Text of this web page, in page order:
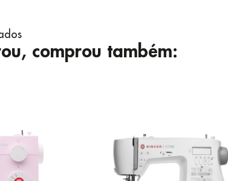
comprou também: